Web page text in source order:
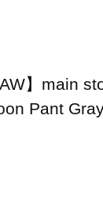
】main
Pant